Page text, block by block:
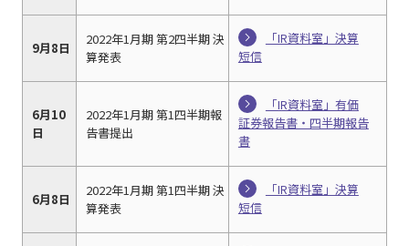
9月8日
2022年1月期 第2四半期 決
算発表
「IR資料室」決算
短信
6月10
日
2022年1月期 第1四半期報
告書提出
「IR資料室」有価
証券報告書・四半期報告
書
6月8日
2022年1月期 第1四半期 決
算発表
「IR資料室」決算
短信